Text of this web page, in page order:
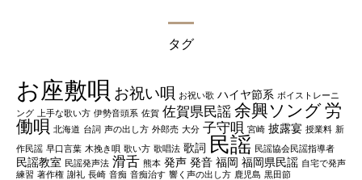
タグ
お座敷唄 お祝い唄 お祝い歌 ハイヤ節系 ボイストレーニ
ング
上手な歌い方 伊勢音頭系 佐賀 佐賀県民謡 余興ソング労
働唄 北海道 台詞 声の出し方 外郎売 大分 子守唄 宮崎 披露宴 授業料 新
作民謡 早口言葉 木挽き唄 歌い方 歌唱法 歌詞 民謡 民謡協会民謡指導者
民謡教室 民謡発声法 滑舌 熊本 発声 発音 福岡 福岡県民謡 自宅で発声
練習 著作権 謝礼 長崎 音痴 音痴治す 響く声の出し方 鹿児島 黒田節